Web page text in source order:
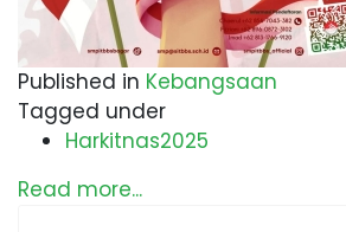
Published in Kebangsaan
Tagged under
Harkitnas2025
Read more...